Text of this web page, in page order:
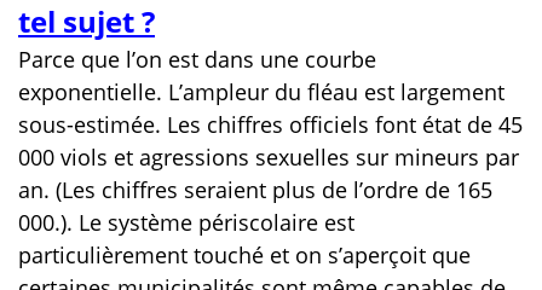
tel sujet ?
Parce que l’on est dans une courbe
exponentielle. L’ampleur du fléau est largement
sous-estimée. Les chiffres officiels font état de 45
000 viols et agressions sexuelles sur mineurs par
an. (Les chiffres seraient plus de l’ordre de 165
000.). Le système périscolaire est
particulièrement touché et on s’aperçoit que